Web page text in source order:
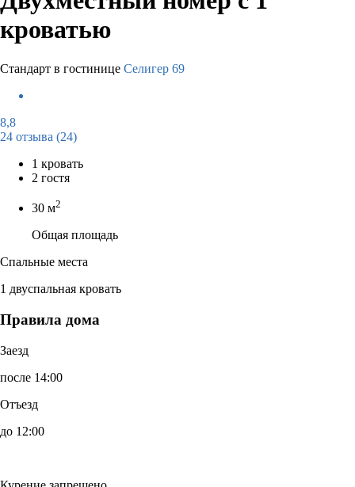
кроватью
Стандарт в гостинице Селигер 69
8,8
24 отзыва (24)
1 кровать
2 гостя
30 м2
Общая площадь
Спальные места
1 двуспальная кровать
Правила дома
Заезд
после 14:00
Отъезд
до 12:00